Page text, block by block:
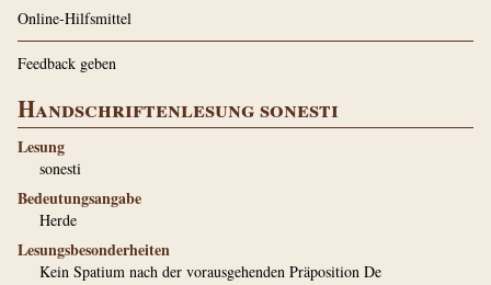
Online-Hilfsmittel
Feedback geben
Handschriftenlesung sonesti
Lesung
sonesti
Bedeutungsangabe
Herde
Lesungsbesonderheiten
Kein Spatium nach der vorausgehenden Präposition De